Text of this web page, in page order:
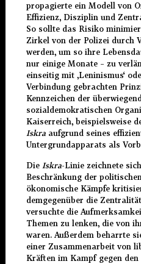
propagierte ein Modell von
Effizienz, Disziplin und
So sollte das Risiko
Zirkel von der Polizei durch
werden, um so ihre
nur einige Monate – zu
einseitig mit ‚Leninismus‘
Verbindung gebrachten
Kennzeichen der
sozialdemokratischen
Kaiserreich, beispielsweise
Iskra aufgrund seines
Untergrundapparats als
Die Iskra-Linie zeichnete
Beschränkung der
ökonomische Kämpfe
demgegenüber die
versuchte die
Themen zu lenken, die von
waren. Außerdem beharrte
einer Zusammenarbeit von
Kräften im Kampf gegen